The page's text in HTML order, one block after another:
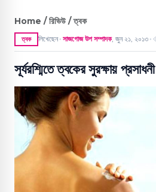
Home / রিভিউ / ত্বক
ত্বক লিখেছেন ● সাজগোজ উপ সম্পাদক, জুন ২১, ২০১৩ ●
সূর্যরশ্মিতে ত্বকের সুরক্ষায় প্রসাধনী